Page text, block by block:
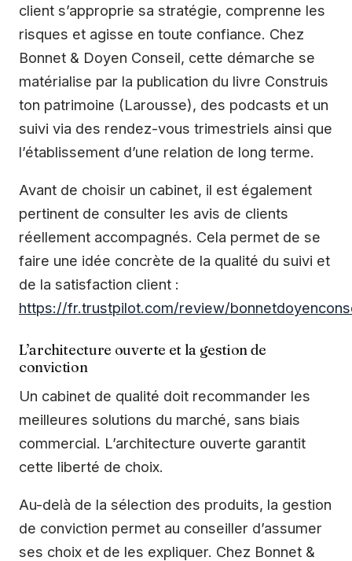
client s’approprie sa stratégie, comprenne les
risques et agisse en toute confiance. Chez
Bonnet & Doyen Conseil, cette démarche se
matérialise par la publication du livre Construis
ton patrimoine (Larousse), des podcasts et un
suivi via des rendez-vous trimestriels ainsi que
l’établissement d’une relation de long terme.
Avant de choisir un cabinet, il est également
pertinent de consulter les avis de clients
réellement accompagnés. Cela permet de se
faire une idée concrète de la qualité du suivi et
de la satisfaction client :
https://fr.trustpilot.com/review/
L’architecture ouverte et la gestion de
conviction
Un cabinet de qualité doit recommander les
meilleures solutions du marché, sans biais
commercial. L’architecture ouverte garantit
cette liberté de choix.
Au-delà de la sélection des produits, la gestion
de conviction permet au conseiller d’assumer
ses choix et de les expliquer. Chez Bonnet &